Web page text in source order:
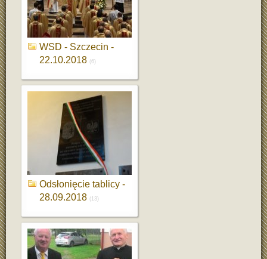
WSD - Szczecin -
22.10.2018 (6)
Odsłonięcie tablicy -
28.09.2018 (13)